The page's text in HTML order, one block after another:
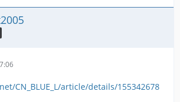
CN_BLUE_L/article/details/155342678